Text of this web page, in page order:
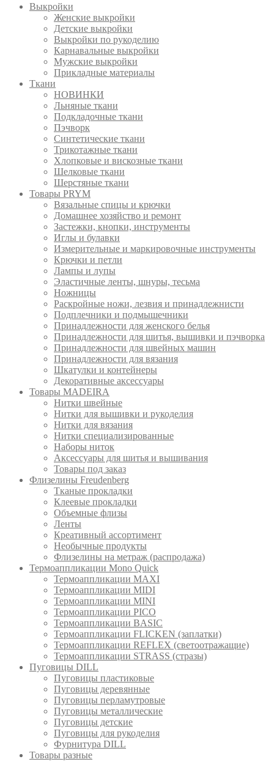
Выкройки
Женские выкройки
Детские выкройки
Выкройки по рукоделию
Карнавальные выкройки
Мужские выкройки
Прикладные материалы
Ткани
НОВИНКИ
Льняные ткани
Подкладочные ткани
Пэчворк
Синтетические ткани
Трикотажные ткани
Хлопковые и вискозные ткани
Шелковые ткани
Шерстяные ткани
Товары PRYM
Вязальные спицы и крючки
Домашнее хозяйство и ремонт
Застежки, кнопки, инструменты
Иглы и булавки
Измерительные и маркировочные инструменты
Крючки и петли
Лампы и лупы
Эластичные ленты, шнуры, тесьма
Ножницы
Раскройные ножи, лезвия и принадлежнисти
Подплечники и подмышечники
Принадлежности для женского белья
Принадлежности для шитья, вышивки и пэчворка
Принадлежности для швейных машин
Принадлежности для вязания
Шкатулки и контейнеры
Декоративные аксессуары
Товары MADEIRA
Нитки швейные
Нитки для вышивки и рукоделия
Нитки для вязания
Нитки специализированные
Наборы ниток
Аксессуары для шитья и вышивания
Товары под заказ
Флизелины Freudenberg
Тканые прокладки
Клеевые прокладки
Объемные флизы
Ленты
Креативный ассортимент
Необычные продукты
Флизелины на метраж (распродажа)
Термоаппликации Mono Quick
Термоаппликации MAXI
Термоаппликации MIDI
Термоаппликации MINI
Термоаппликации PICO
Термоаппликации BASIC
Термоаппликации FLICKEN (заплатки)
Термоаппликации REFLEX (светоотражащие)
Термоаппликации STRASS (стразы)
Пуговицы DILL
Пуговицы пластиковые
Пуговицы деревянные
Пуговицы перламутровые
Пуговицы металлические
Пуговицы детские
Пуговицы для рукоделия
Фурнитура DILL
Товары разные